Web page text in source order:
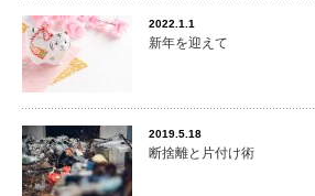
2022.1.1
新年を迎えて
2019.5.18
断捨離と片付け術